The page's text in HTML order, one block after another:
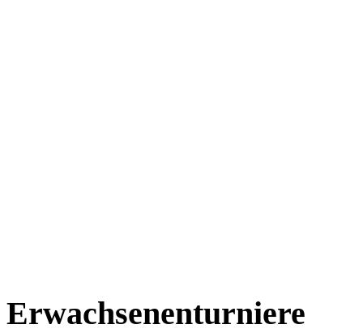
Erwachsenenturniere